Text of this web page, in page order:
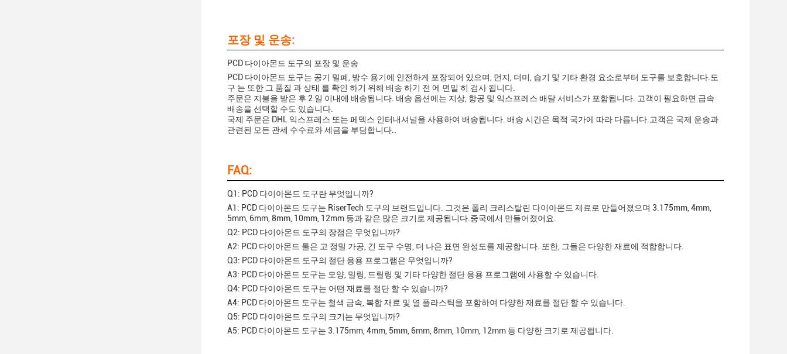
포장 및 운송:
PCD 다이아몬드 도구의 포장 및 운송
PCD 다이아몬드 도구는 공기 밀폐, 방수 용기에 안전하게 포장되어 있으며, 먼지, 더미, 습기 및 기타 환경 요소로부터 도구를 보호합니다.도
구 는 또한 그 품질 과 상태 를 확인 하기 위해 배송 하기 전 에 면밀 히 검사 됩니다.
주문은 지불을 받은 후 2 일 이내에 배송됩니다. 배송 옵션에는 지상, 항공 및 익스프레스 배달 서비스가 포함됩니다. 고객이 필요하면 급속
배송을 선택할 수도 있습니다.
국제 주문은 DHL 익스프레스 또는 페덱스 인터내셔널을 사용하여 배송됩니다. 배송 시간은 목적 국가에 따라 다릅니다.고객은 국제 운송과
관련된 모든 관세 수수료와 세금을 부담합니다..
FAQ:
Q1: PCD 다이아몬드 도구란 무엇입니까?
A1: PCD 다이아몬드 도구는 RiserTech 도구의 브랜드입니다. 그것은 폴리 크리스탈린 다이아몬드 재료로 만들어졌으며 3.175mm, 4mm,
5mm, 6mm, 8mm, 10mm, 12mm 등과 같은 많은 크기로 제공됩니다.중국에서 만들어졌어요.
Q2: PCD 다이아몬드 도구의 장점은 무엇입니까?
A2: PCD 다이아몬드 툴은 고 정밀 가공, 긴 도구 수명, 더 나은 표면 완성도를 제공합니다. 또한, 그들은 다양한 재료에 적합합니다.
Q3: PCD 다이아몬드 도구의 절단 응용 프로그램은 무엇입니까?
A3: PCD 다이아몬드 도구는 모양, 밀링, 드릴링 및 기타 다양한 절단 응용 프로그램에 사용할 수 있습니다.
Q4: PCD 다이아몬드 도구는 어떤 재료를 절단 할 수 있습니까?
A4: PCD 다이아몬드 도구는 철색 금속, 복합 재료 및 열 플라스틱을 포함하여 다양한 재료를 절단 할 수 있습니다.
Q5: PCD 다이아몬드 도구의 크기는 무엇입니까?
A5: PCD 다이아몬드 도구는 3.175mm, 4mm, 5mm, 6mm, 8mm, 10mm, 12mm 등 다양한 크기로 제공됩니다.